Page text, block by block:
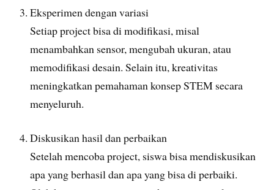
Eksperimen dengan variasi
Setiap project bisa di modifikasi, misal
menambahkan sensor, mengubah ukuran, atau
memodifikasi desain. Selain itu, kreativitas
meningkatkan pemahaman konsep STEM secara
menyeluruh.
Diskusikan hasil dan perbaikan
Setelah mencoba project, siswa bisa mendiskusikan
apa yang berhasil dan apa yang bisa di perbaiki.